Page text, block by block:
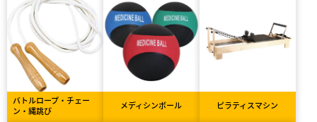
バトルロープ・チェー
ン・縄跳び
メディシンボール ピラティスマシン